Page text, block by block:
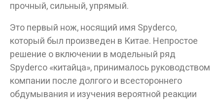
прочный, сильный, упрямый.
Это первый нож, носящий имя Spyderco,
который был произведен в Китае. Непростое
решение о включении в модельный ряд
Spyderco «китайца», принималось руководством
компании после долгого и всестороннего
обдумывания и изучения вероятной реакции